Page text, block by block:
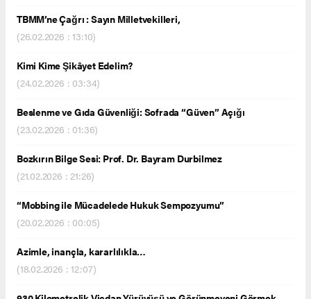
TBMM’ne Çağrı : Sayın Milletvekilleri,
(26.02.2026 : 13:10)
Kimi Kime Şikâyet Edelim?
(24.02.2026 : 03:34)
Beslenme ve Gıda Güvenliği: Sofrada “Güven” Açığı
(23.02.2026 : 01:36)
Bozkırın Bilge Sesi: Prof. Dr. Bayram Durbilmez
(21.02.2026 : 21:26)
“Mobbing ile Mücadelede Hukuk Sempozyumu”
(20.02.2026 : 00:05)
Azimle, inançla, kararlılıkla…
(18.02.2026 : 12:07)